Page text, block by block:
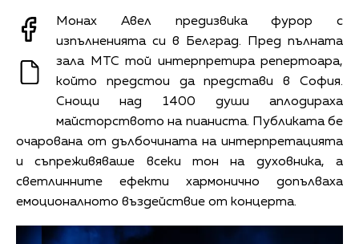
Монах Авел предизвика фурор с
изпълненията си в Белград. Пред пълната
зала МТС той интерпретира репертоара,
който предстои да представи в София.
Снощи над 1400 души аплодираха
майсторството на пианиста. Публиката бе
очарована от дълбочината на интерпретацията
и съпреживяваше всеки тон на духовника, а
светлинните ефекти хармонично допълваха
емоционалното въздействие от концерта.